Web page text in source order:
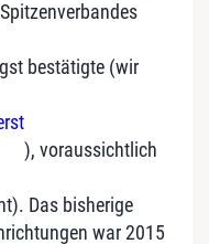
bestätigte (wir
), voraussichtlich
Das bisherige
war 2015